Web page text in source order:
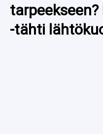
YLEISURHEILU
WILMA HELTELÄ
TALVILAJIT
-tähti